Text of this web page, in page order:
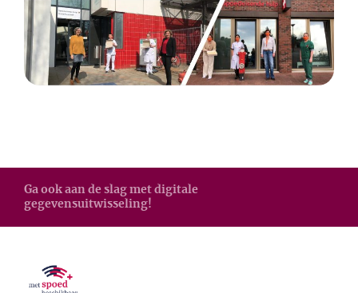
Ga ook aan de slag met digitale
gegevensuitwisseling!